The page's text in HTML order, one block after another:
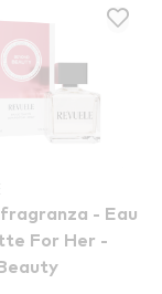
fragranza - Eau
For Her -